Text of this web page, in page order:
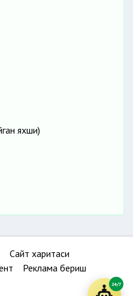
яхши)
Сайт харитаси
Реклама бериш
24/7